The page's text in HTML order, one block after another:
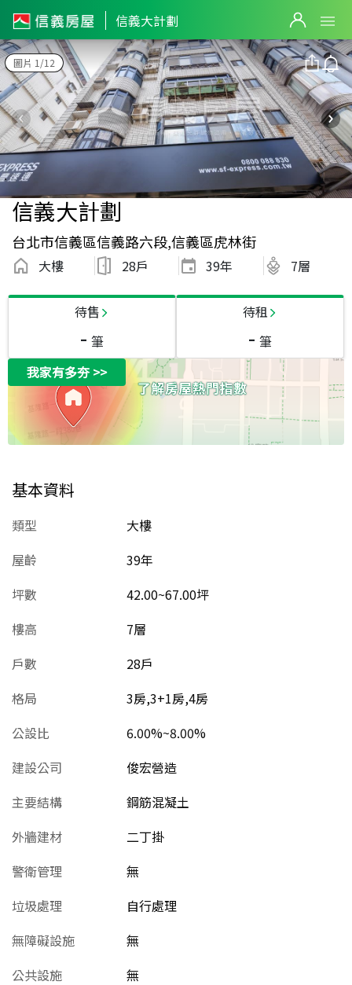
信義大計劃
圖片 1/12
信義大計劃
台北市信義區信義路六段,信義區虎林街
大樓 28戶 39年 7層
待售
- 筆
待租
- 筆
我家有多夯>>
基本資料
類型
大樓
屋齡
39年
坪數
42.00~67.00坪
樓高
7層
戶數
28戶
格局
3房,3+1房,4房
公設比
6.00%~8.00%
建設公司
俊宏營造
主要結構
鋼筋混凝土
外牆建材
二丁掛
警衛管理
無
垃圾處理
自行處理
無障礙設施
無
公共設施
無